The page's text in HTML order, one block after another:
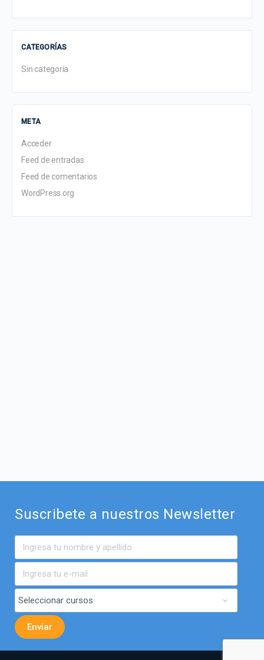
CATEGORÍAS
Sin categoría
META
Acceder
Feed de entradas
Feed de comentarios
WordPress.org
Suscribete a nuestros Newsletter